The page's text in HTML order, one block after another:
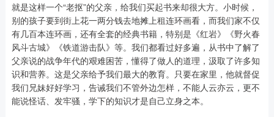
就是这样一个“老抠”的父亲，给我们买起书来却很大方。小时候，
别的孩子要到街上花一两分钱去地摊上租连环画看，而我们家不仅
有几百本连环画，还有全套的经典书籍，特别是《红岩》《野火春
风斗古城》《铁道游击队》等。我们都看过好多遍，从书中了解了
父亲说的战争年代的艰难困苦，懂得了做人的道理，汲取了许多知
识和营养。这是父亲给予我们最大的教育。只要在家里，他就督促
我们兄妹好好学习，告诫我们不管外边怎样，不能人云亦云，更不
能说怪话、发牢骚，学下的知识才是自己立身之本。